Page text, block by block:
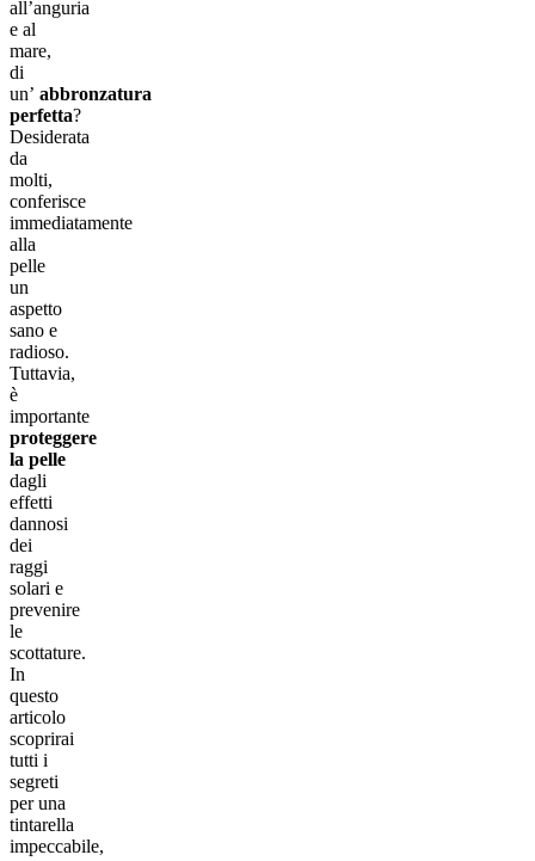
all’anguria
e al
mare,
di
un’ abbronzatura
perfetta?
Desiderata
da
molti,
conferisce
immediatamente
alla
pelle
un
aspetto
sano e
radioso.
Tuttavia,
è
importante
proteggere
la pelle
dagli
effetti
dannosi
dei
raggi
solari e
prevenire
le
scottature.
In
questo
articolo
scoprirai
tutti i
segreti
per una
tintarella
impeccabile,